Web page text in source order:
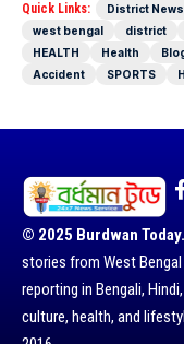
Quick Links: District
west bengal
district
HEALTH
Health
Accident
SPORTS
© 2025 Burdwan Today.
stories from West
reporting in Bengali,
culture, health, and